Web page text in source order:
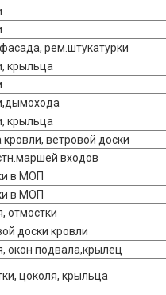
рем.штукатурки
крыльца
крыльца
ветровой доски
входов
в МОП
в МОП
отмостки
доски кровли
окон подвала,крылец
цоколя, крыльца